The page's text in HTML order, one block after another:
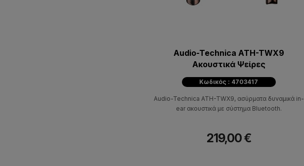
Audio-Technica ATH-TWX9
Ακουστικά Ψείρες
Κωδικός : 4703417
Audio-Technica ATH-TWX9, ασύρματα δυναμικά in-
ear ακουστικά με σύστημα Bluetooth.
219,00 €